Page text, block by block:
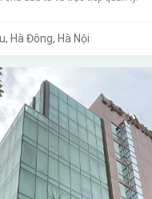
Hà Đông, Hà Nội